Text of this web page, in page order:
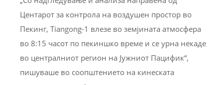
Центарот за контрола на воздушен простор во
Пекинг, Tiangong-1 влезе во земјината атмосфера
во 8:15 часот по пекиншко време и се урна некаде
во централниот регион на Јужниот Пацифик“,
пишуваше во соопштението на кинеската